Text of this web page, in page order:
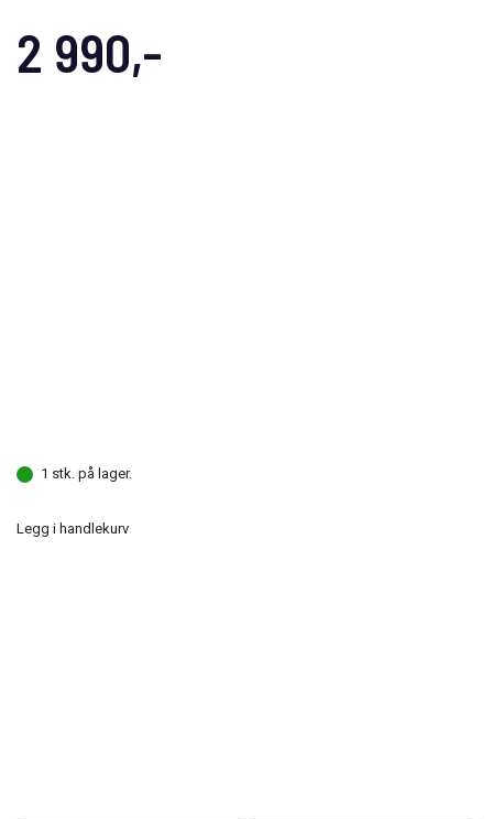
2 990,-
1 stk. på lager.
Legg i handlekurv